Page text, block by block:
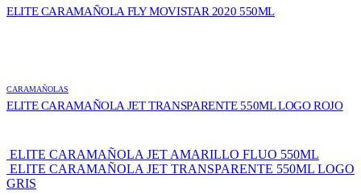
ELITE CARAMAÑOLA FLY MOVISTAR 2020 550ML
CARAMAÑOLAS
ELITE CARAMAÑOLA JET TRANSPARENTE 550ML LOGO ROJO
ELITE CARAMAÑOLA JET AMARILLO FLUO 550ML
ELITE CARAMAÑOLA JET TRANSPARENTE 550ML LOGO
GRIS